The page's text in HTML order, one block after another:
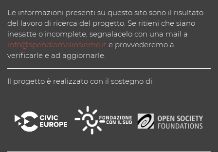
Le informazioni presenti su questo sito sono il risultato
del lavoro di ricerca del progetto. Se ritieni che siano
inesatte o incomplete, segnalacelo con una mail a
info@spendiamolinsieme.it e provvederemo a
verificarle e ad aggiornarle.
Il progetto è realizzato con il sostegno di: